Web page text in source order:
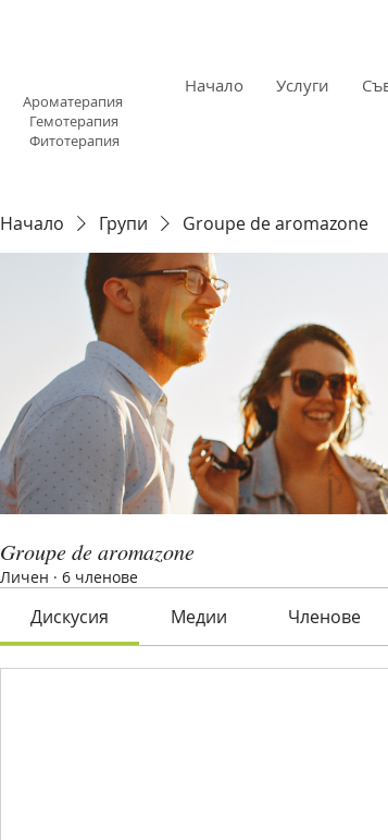
Ароматерапия
Гемотерапия
Фитотерапия
Начало Услуги
Начало Групи Groupe de aromazone
Groupe de aromazone
Личен · 6 членове
Дискусия Медии Членове